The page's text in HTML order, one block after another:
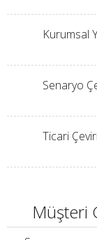
Kurumsal
Senaryo
Ticari
Müşteri